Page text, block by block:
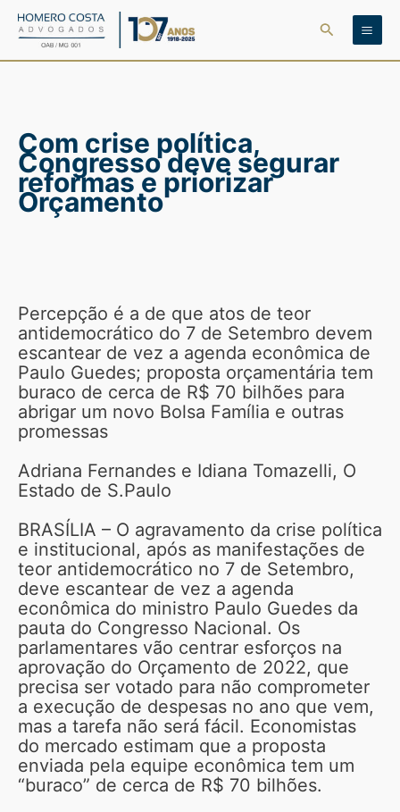
para
Pesquisar
Com crise política,
Congresso deve segurar
reformas e priorizar
Orçamento
Percepção é a de que atos de teor
antidemocrático do 7 de Setembro devem
escantear de vez a agenda econômica de
Paulo Guedes; proposta orçamentária tem
buraco de cerca de R$ 70 bilhões para
abrigar um novo Bolsa Família e outras
promessas
Adriana Fernandes e Idiana Tomazelli, O
Estado de S.Paulo
BRASÍLIA – O agravamento da crise política
e institucional, após as manifestações de
teor antidemocrático no 7 de Setembro,
deve escantear de vez a agenda
econômica do ministro Paulo Guedes da
pauta do Congresso Nacional. Os
parlamentares vão centrar esforços na
aprovação do Orçamento de 2022, que
precisa ser votado para não comprometer
a execução de despesas no ano que vem,
mas a tarefa não será fácil. Economistas
do mercado estimam que a proposta
enviada pela equipe econômica tem um
“buraco” de cerca de R$ 70 bilhões.